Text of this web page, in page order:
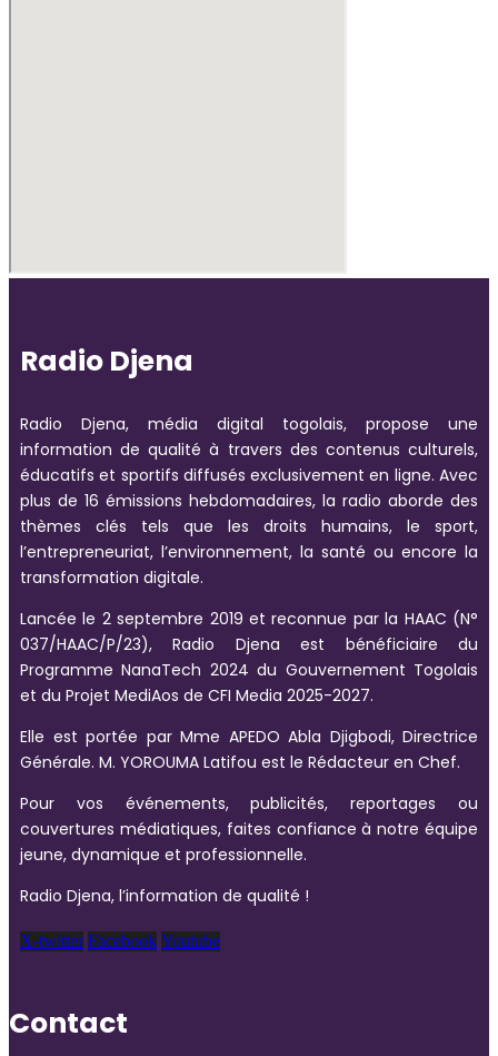
Radio Djena
Radio Djena, média digital togolais, propose une
information de qualité à travers des contenus culturels,
éducatifs et sportifs diffusés exclusivement en ligne. Avec
plus de 16 émissions hebdomadaires, la radio aborde des
thèmes clés tels que les droits humains, le sport,
l’entrepreneuriat, l’environnement, la santé ou encore la
transformation digitale.
Lancée le 2 septembre 2019 et reconnue par la HAAC (N°
037/HAAC/P/23), Radio Djena est bénéficiaire du
Programme NanaTech 2024 du Gouvernement Togolais
et du Projet MediAos de CFI Media 2025-2027.
Elle est portée par Mme APEDO Abla Djigbodi, Directrice
Générale. M. YOROUMA Latifou est le Rédacteur en Chef.
Pour vos événements, publicités, reportages ou
couvertures médiatiques, faites confiance à notre équipe
jeune, dynamique et professionnelle.
Radio Djena, l’information de qualité !
X-twitter Facebook Youtube
Contact